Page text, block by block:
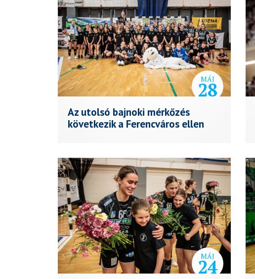
MÁJ
28
Az utolsó bajnoki mérkőzés
következik a Ferencváros ellen
MÁJ
24